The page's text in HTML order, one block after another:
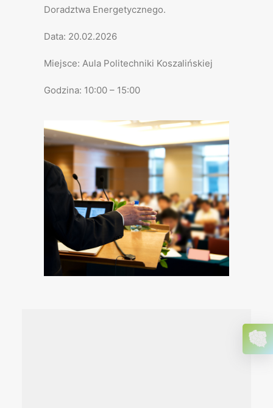
Doradztwa Energetycznego.
Data: 20.02.2026
Miejsce: Aula Politechniki Koszalińskiej
Godzina: 10:00 – 15:00